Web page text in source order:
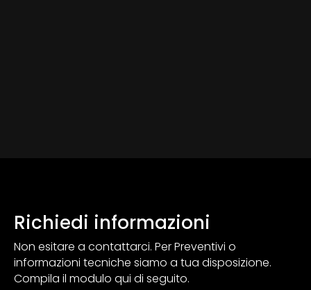
Richiedi informazioni
Non esitare a contattarci. Per Preventivi o
informazioni tecniche siamo a tua disposizione.
Compila il modulo qui di seguito.